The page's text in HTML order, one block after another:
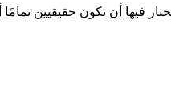
فيها أن نكون حقيقيين